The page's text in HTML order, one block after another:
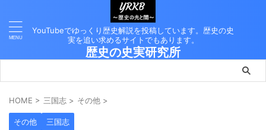
YouTubeでゆっくり歴史解説を投稿しています。歴史の史
実を追い求めるサイトでもあります。
歴史の史実研究所
HOME > 三国志 > その他 >
その他 三国志